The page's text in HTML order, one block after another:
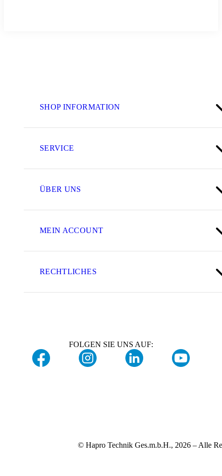
SHOP INFORMATION
SERVICE
ÜBER UNS
MEIN ACCOUNT
RECHTLICHES
FOLGEN SIE UNS AUF:
© Hapro Technik Ges.m.b.H., 2026 – Alle